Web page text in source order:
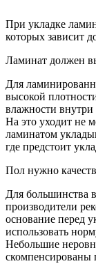
При укладке
которых зависит
Ламинат должен
Для
высокой
влажности внутри
На это уходит не
ламинатом
где предстоит
Пол нужно
Для большинства
производители
основание перед
использовать
Небольшие
скомпенсированы